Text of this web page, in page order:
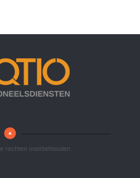
rechten voorbehouden